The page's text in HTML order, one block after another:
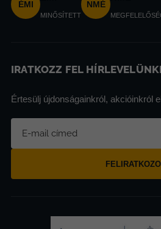
ÉMI
MINŐSÍTETT
NMÉ
IRATKOZZ FEL
Értesülj újdonságainkról, akcióinkról